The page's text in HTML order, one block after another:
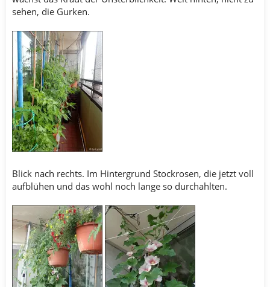
sehen, die Gurken.
Blick nach rechts. Im Hintergrund Stockrosen, die jetzt voll
aufblühen und das wohl noch lange so durchahlten.